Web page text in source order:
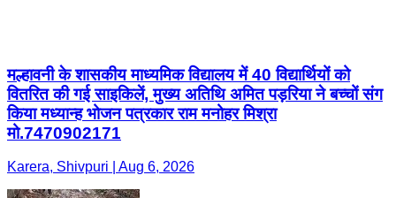
मल्हावनी के शासकीय माध्यमिक विद्यालय में 40 विद्यार्थियों को
वितरित की गई साइकिलें, मुख्य अतिथि अमित पड़रिया ने बच्चों संग
किया मध्यान्ह भोजन पत्रकार राम मनोहर मिश्रा
मो.7470902171
Karera, Shivpuri | Aug 6, 2026